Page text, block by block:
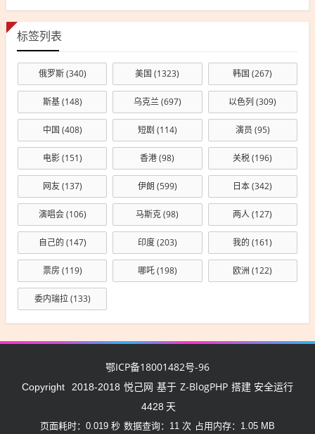
标签列表
俄罗斯(340) 美国 (1323) 韩国 (267)
斯基(148) 乌克兰(697) 以色列 (309)
中国 (408) 短剧 (114) 演员 (95)
电影(151) 香港(98) 关税(196)
网友(137) 伊朗 (599) 日本(342)
演唱会(106) 马斯克(98) 两人(127)
自己的 (147) 印度(203) 我的 (161)
票房 (119) 哪吒(198) 欧洲 (122)
委内瑞拉(133)
鄂ICP备18001482号-96
Copyright 2018-2018 悦己网 基于 Z-BlogPHP 搭建 安全运行
4428 天
页面耗时：0.019 秒 数据查询：11 次 占用内存：1.05 MB